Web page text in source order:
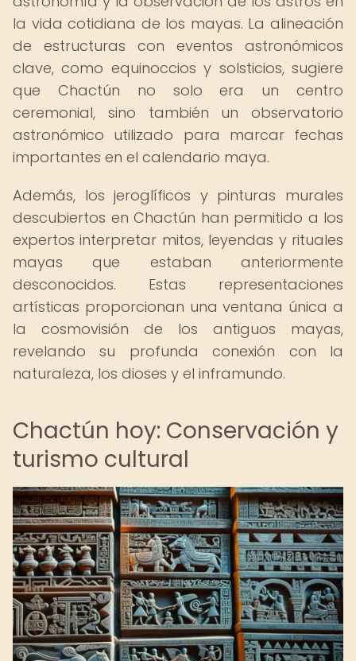
la vida cotidiana de los mayas. La alineación
de estructuras con eventos astronómicos
clave, como equinoccios y solsticios, sugiere
que Chactún no solo era un centro
ceremonial, sino también un observatorio
astronómico utilizado para marcar fechas
importantes en el calendario maya.
Además, los jeroglíficos y pinturas murales
descubiertos en Chactún han permitido a los
expertos interpretar mitos, leyendas y rituales
mayas que estaban anteriormente
desconocidos. Estas representaciones
artísticas proporcionan una ventana única a
la cosmovisión de los antiguos mayas,
revelando su profunda conexión con la
naturaleza, los dioses y el inframundo.
Chactún hoy: Conservación y
turismo cultural